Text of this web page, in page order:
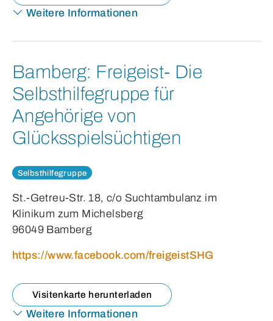
Weitere Informationen
Bamberg: Freigeist- Die
Selbsthilfegruppe für
Angehörige von
Glücksspielsüchtigen
Selbsthilfegruppe
St.-Getreu-Str. 18, c/o Suchtambulanz im
Klinikum zum Michelsberg
96049 Bamberg
https://www.facebook.com/freigeistSHG
Visitenkarte herunterladen
Weitere Informationen